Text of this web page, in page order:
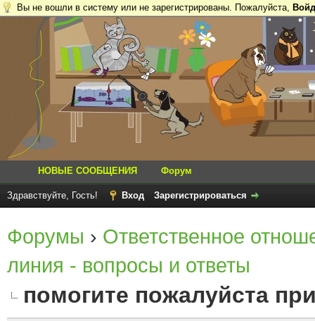
Вы не вошли в систему или не зарегистрированы. Пожалуйста,
НОВЫЕ СООБЩЕНИЯ Форум
Здравствуйте, Гость! Вход Зарегистрироваться
Форумы › Ответственное
линия - вопросы и ответы
помогите пожалуйста